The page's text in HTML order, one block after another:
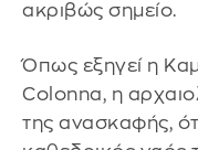
ακριβώς σημείο.
Όπως εξηγεί η
Colonna, η
της ανασκαφής,